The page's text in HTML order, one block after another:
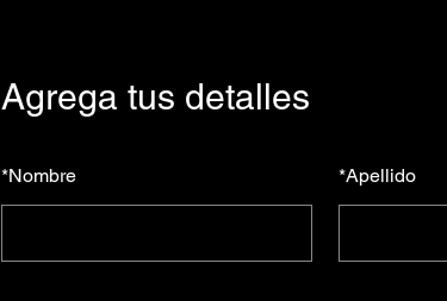
Agrega tus detalles
*Nombre *Apellido